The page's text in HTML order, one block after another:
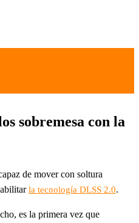
sobremesa con la
de mover con soltura
la tecnología DLSS 2.0.
es la primera vez que